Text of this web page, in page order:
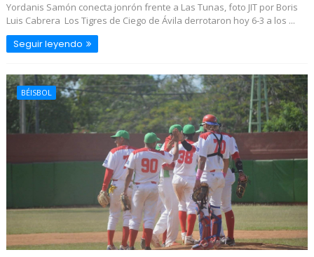
Yordanis Samón conecta jonrón frente a Las Tunas, foto JIT por Boris
Luis Cabrera Los Tigres de Ciego de Ávila derrotaron hoy 6-3 a los ...
Seguir leyendo
BÉISBOL